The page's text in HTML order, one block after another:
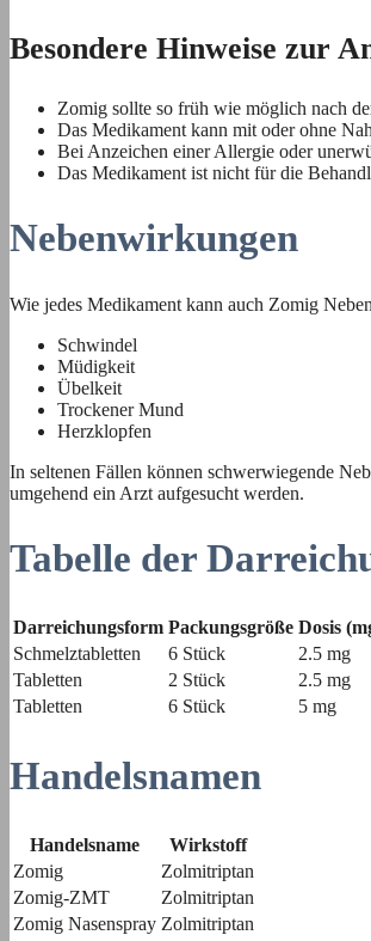
Besondere Hinweise zur
Zomig sollte so früh wie möglich nach
Das Medikament kann mit oder ohne
Bei Anzeichen einer Allergie oder
Das Medikament ist nicht für die
Nebenwirkungen
Wie jedes Medikament kann auch Zomig
Schwindel
Müdigkeit
Übelkeit
Trockener Mund
Herzklopfen
In seltenen Fällen können schwerwiegende
umgehend ein Arzt aufgesucht werden.
Tabelle der
Darreichungsform Packungsgröße Dosis
Schmelztabletten
6 Stück
2.5 mg
Tabletten
2 Stück
2.5 mg
Tabletten
6 Stück 5 mg
Handelsnamen
Handelsname
Wirkstoff
Zomig
Zolmitriptan
Zomig-ZMT
Zolmitriptan
Zomig Nasenspray Zolmitriptan